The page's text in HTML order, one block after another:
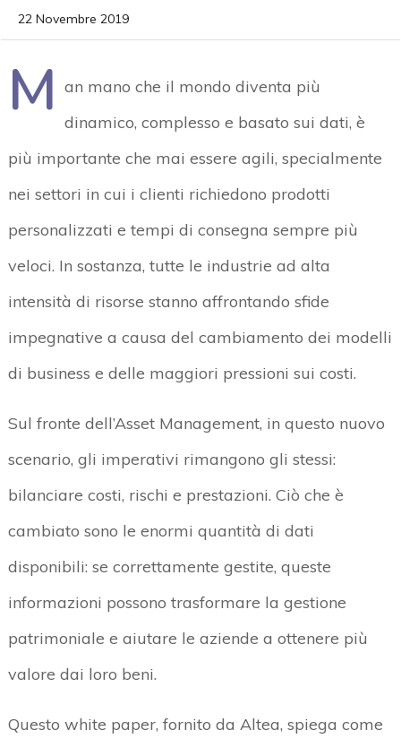
22 Novembre 2019
M an mano che il mondo diventa più
dinamico, complesso e basato sui dati, è
più importante che mai essere agili, specialmente
nei settori in cui i clienti richiedono prodotti
personalizzati e tempi di consegna sempre più
veloci. In sostanza, tutte le industrie ad alta
intensità di risorse stanno affrontando sfide
impegnative a causa del cambiamento dei modelli
di business e delle maggiori pressioni sui costi.
Sul fronte dell’Asset Management, in questo nuovo
scenario, gli imperativi rimangono gli stessi:
bilanciare costi, rischi e prestazioni. Ciò che è
cambiato sono le enormi quantità di dati
disponibili: se correttamente gestite, queste
informazioni possono trasformare la gestione
patrimoniale e aiutare le aziende a ottenere più
valore dai loro beni.
Questo white paper, fornito da Altea, spiega come